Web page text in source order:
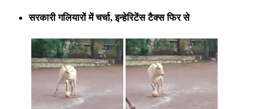
सरकारी गलियारों में चर्चा, इन्हेरिटेंस टैक्स फिर से